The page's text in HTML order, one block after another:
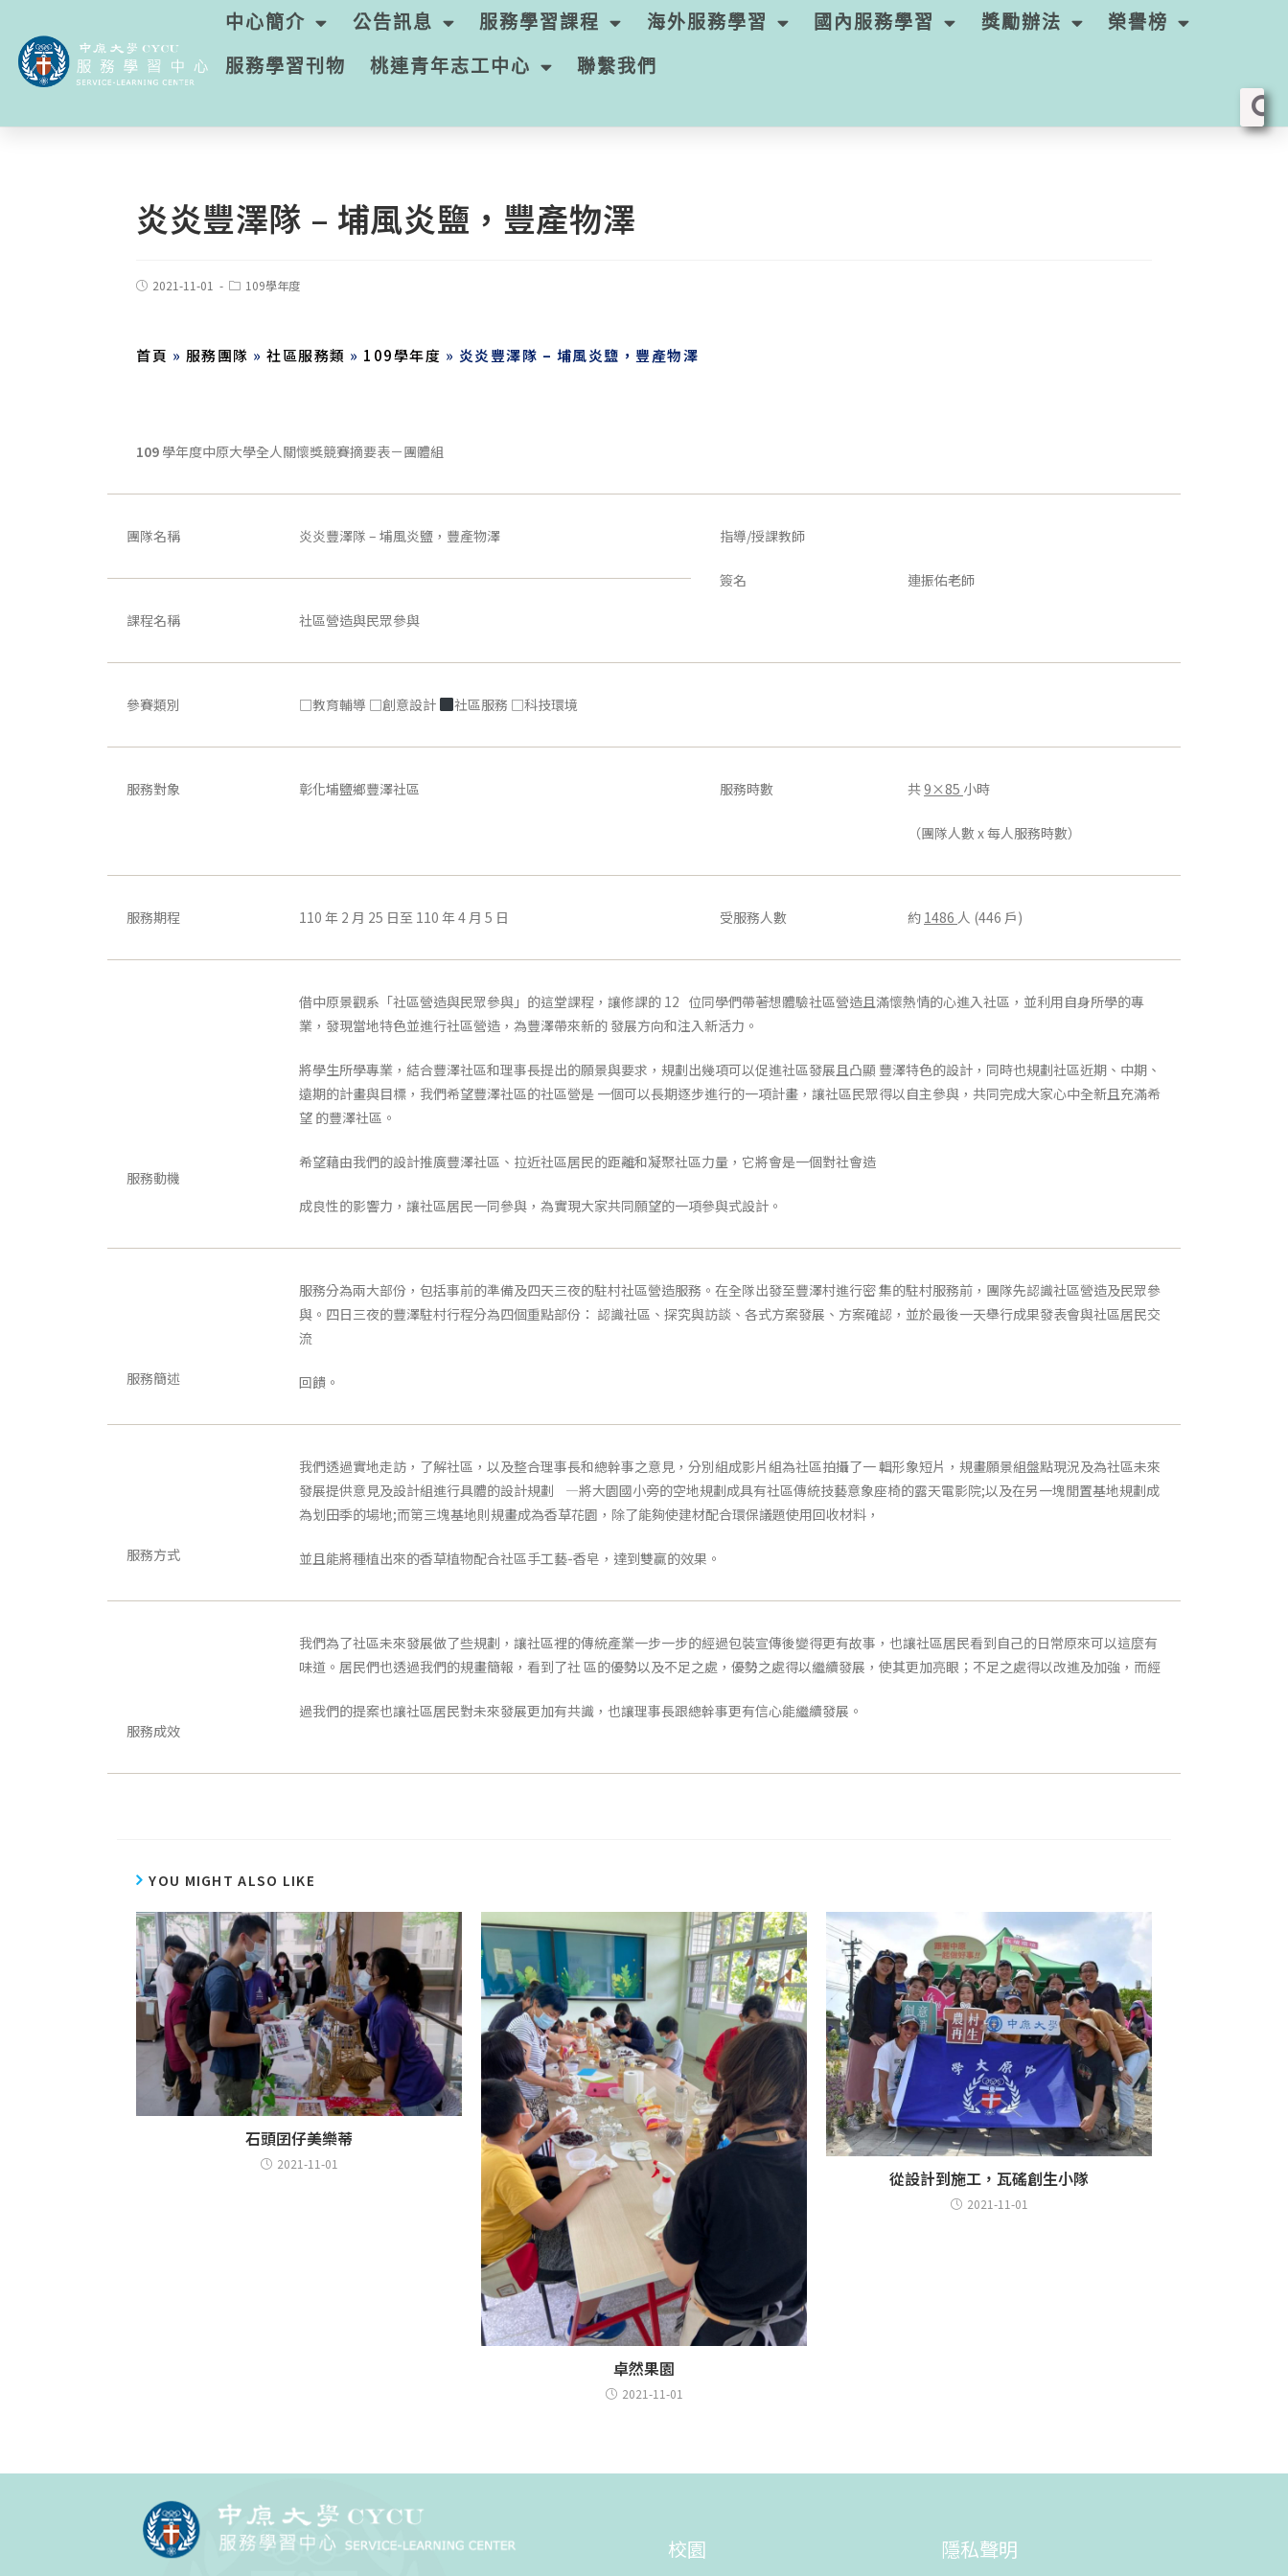
中心簡介 公告訊息 服務學習課程 海外服務學習 國內服務學習 獎勵辦法
榮譽榜
服務學習刊物
桃連青年志工中心 聯繫我們
炎炎豐澤隊 – 埔風炎鹽，豐產物澤
2021-11-01 109學年度
首頁 » 服務團隊 » 社區服務類 » 109學年度 » 炎炎豐澤隊 – 埔風炎鹽，豐產物澤
109 學年度中原大學全人關懷獎競賽摘要表－團體組
團隊名稱 炎炎豐澤隊 – 埔風炎鹽，豐產物澤 指導/授課教師
簽名 連振佑老師
課程名稱 社區營造與民眾參與
參賽類別 □教育輔導 □創意設計 社區服務 □科技環境
服務對象 彰化埔鹽鄉豐澤社區 服務時數 共9×85 小時
（團隊人數 x 每人服務時數）
服務期程 110 年 2 月 25 日至 110 年 4 月 5 日 受服務人數 約 1486 人 (446 戶)
服務動機
借中原景觀系「社區營造與民眾參與」的這堂課程，讓修課的 12 位同學們帶著想體驗社區營造且滿懷熱情的心進入社區，並利用自身所學的專
業，發現當地特色並進行社區營造，為豐澤帶來新的 發展方向和注入新活力。
將學生所學專業，結合豐澤社區和理事長提出的願景與要求，規劃出幾項可以促進社區發展且凸顯 豐澤特色的設計，同時也規劃社區近期、中期、
遠期的計畫與目標，我們希望豐澤社區的社區營是 一個可以長期逐步進行的一項計畫，讓社區民眾得以自主參與，共同完成大家心中全新且充滿希
望 的豐澤社區。
希望藉由我們的設計推廣豐澤社區、拉近社區居民的距離和凝聚社區力量，它將會是一個對社會造
成良性的影響力，讓社區居民一同參與，為實現大家共同願望的一項參與式設計。
服務簡述
服務分為兩大部份，包括事前的準備及四天三夜的駐村社區營造服務。在全隊出發至豐澤村進行密 集的駐村服務前，團隊先認識社區營造及民眾參
與。四日三夜的豐澤駐村行程分為四個重點部份： 認識社區、探究與訪談、各式方案發展、方案確認，並於最後一天舉行成果發表會與社區居民交
流
回饋。
服務方式
我們透過實地走訪，了解社區，以及整合理事長和總幹事之意見，分別組成影片組為社區拍攝了一 輯形象短片，規畫願景組盤點現況及為社區未來
發展提供意見及設計組進行具體的設計規劃 —將大園國小旁的空地規劃成具有社區傳統技藝意象座椅的露天電影院;以及在另一塊閒置基地規劃成
為划田季的場地;而第三塊基地則規畫成為香草花園，除了能夠使建材配合環保議題使用回收材料，
並且能將種植出來的香草植物配合社區手工藝-香皂，達到雙贏的效果。
服務成效
我們為了社區未來發展做了些規劃，讓社區裡的傳統產業一步一步的經過包裝宣傳後變得更有故事，也讓社區居民看到自己的日常原來可以這麼有
味道。居民們也透過我們的規畫簡報，看到了社 區的優勢以及不足之處，優勢之處得以繼續發展，使其更加亮眼；不足之處得以改進及加強，而經
過我們的提案也讓社區居民對未來發展更加有共識，也讓理事長跟總幹事更有信心能繼續發展。
YOU MIGHT ALSO LIKE
石頭囝仔美樂蒂
2021-11-01
卓然果園
2021-11-01
從設計到施工，瓦磘創生小隊
2021-11-01
校園 隱私聲明